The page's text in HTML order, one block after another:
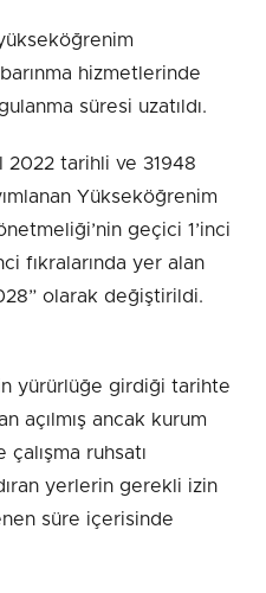
hizmetlerinde
süresi uzatıldı.
2022 tarihli ve 31948
Yükseköğrenim
geçici 1’inci
fıkralarında yer alan
olarak değiştirildi.
yürürlüğe girdiği tarihte
açılmış ancak kurum
ruhsatı
yerlerin gerekli izin
süre içerisinde